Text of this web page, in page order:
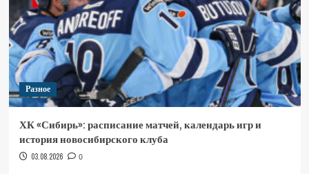
Разное
ХК «Сибирь»: расписание матчей, календарь игр и
история новосибирского клуба
03.08.2026 0